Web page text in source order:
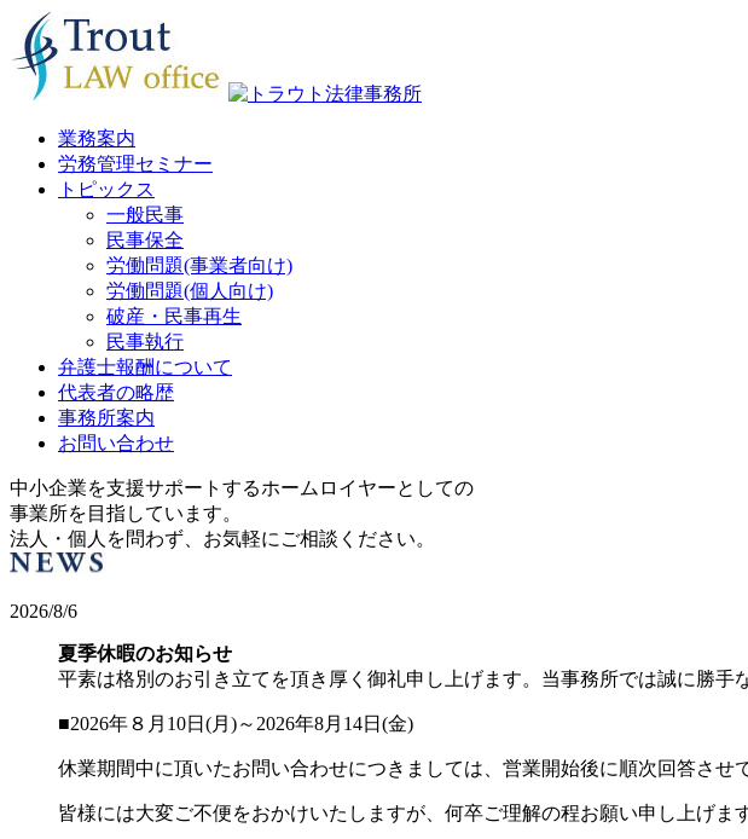
業務案内
労務管理セミナー
トピックス
一般民事
民事保全
労働問題(事業者向け)
労働問題(個人向け)
破産・民事再生
民事執行
弁護士報酬について
代表者の略歴
事務所案内
お問い合わせ
中小企業を支援サポートするホームロイヤーとしての
事業所を目指しています。
法人・個人を問わず、お気軽にご相談ください。
2026/8/6
夏季休暇のお知らせ
平素は格別のお引き立てを頂き厚く御礼申し上げます。当事務所では誠に勝手
■2026年８月10日(月)～2026年8月14日(金)
休業期間中に頂いたお問い合わせにつきましては、営業開始後に順次回答させ
皆様には大変ご不便をおかけいたしますが、何卒ご理解の程お願い申し上げます